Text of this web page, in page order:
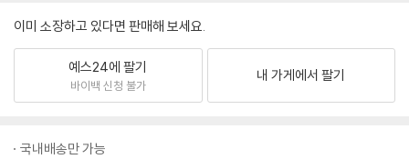
이미 소장하고 있다면 판매해 보세요.
예스24에 팔기
바이백 신청 불가
내 가게에서 팔기
국내배송만 가능